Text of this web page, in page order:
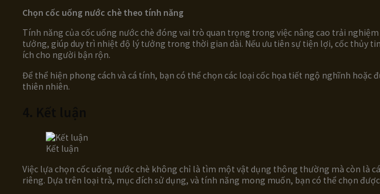
Chọn cốc uống nước chè theo tính năng
Tính năng của cốc uống nước chè đóng vai trò quan trọng trong việc nâng cao trải
tưởng, giúp duy trì nhiệt độ lý tưởng trong thời gian dài. Nếu ưu tiên sự tiện lợi, cốc thủy
ích cho người bận rộn.
Để thể hiện phong cách và cá tính, bạn có thể chọn các loại cốc họa tiết ngộ nghĩnh
thiên nhiên.
Kết luận
Việc lựa chọn cốc uống nước chè không chỉ là tìm một vật dụng thông thường mà còn là
riêng. Dựa trên loại trà, mục đích sử dụng, và tính năng mong muốn, bạn có thể chọn